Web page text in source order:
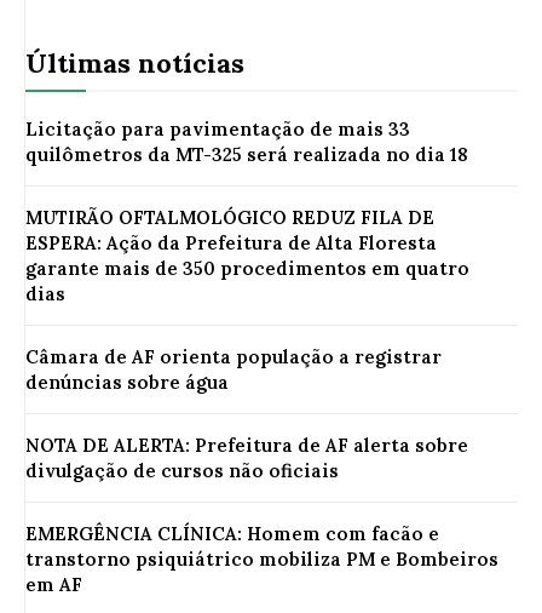
Últimas notícias
Licitação para pavimentação de mais 33
quilômetros da MT-325 será realizada no dia 18
MUTIRÃO OFTALMOLÓGICO REDUZ FILA DE
ESPERA: Ação da Prefeitura de Alta Floresta
garante mais de 350 procedimentos em quatro
dias
Câmara de AF orienta população a registrar
denúncias sobre água
NOTA DE ALERTA: Prefeitura de AF alerta sobre
divulgação de cursos não oficiais
EMERGÊNCIA CLÍNICA: Homem com facão e
transtorno psiquiátrico mobiliza PM e Bombeiros
em AF